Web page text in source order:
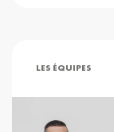
LES ÉQUIPES